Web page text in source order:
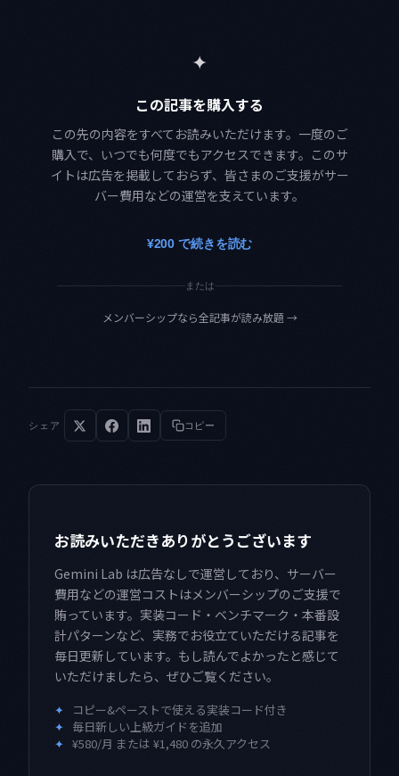
✦
この記事を購入する
この先の内容をすべてお読みいただけます。一度のご
購入で、いつでも何度でもアクセスできます。このサ
イトは広告を掲載しておらず、皆さまのご支援がサー
バー費用などの運営を支えています。
¥200 で続きを読む
または
メンバーシップなら全記事が読み放題→
シェア コピー
お読みいただきありがとうございます
Gemini Lab は広告なしで運営しており、サーバー
費用などの運営コストはメンバーシップのご支援で
賄っています。実装コード・ベンチマーク・本番設
計パターンなど、実務でお役立ていただける記事を
毎日更新しています。もし読んでよかったと感じて
いただけましたら、ぜひご覧ください。
✦
コピー&ペーストで使える実装コード付き
✦ 毎日新しい上級ガイドを追加
✦ ¥580/月 または ¥1,480 の永久アクセス